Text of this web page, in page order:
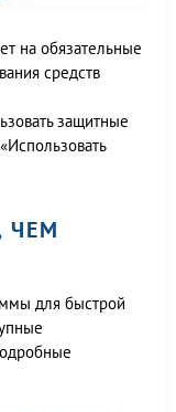
на обязательные
средств
защитные
ЧЕМ
для быстрой